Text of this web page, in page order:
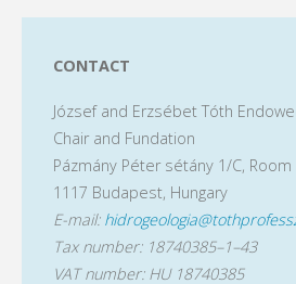
CONTACT
József and Erzsébet Tóth
Chair and Fundation
Pázmány Péter sétány 1/C, Room
1117 Budapest, Hungary
E-mail:
Tax number: 18740385–1–43
VAT number: HU 18740385